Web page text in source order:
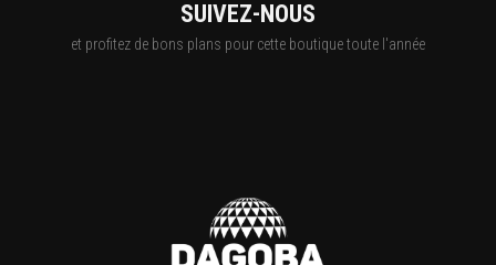
SUIVEZ-NOUS
et profitez de bons plans pour cette boutique toute l'année